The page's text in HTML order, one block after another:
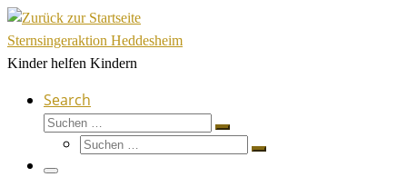
Sternsingeraktion Heddesheim
Kinder helfen Kindern
Search
Suche
Suchen …
Suche
Suchen …